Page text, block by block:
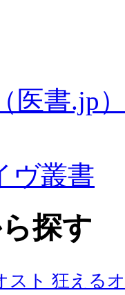
医書.jp
ヴ叢書
探す
スト 狂える